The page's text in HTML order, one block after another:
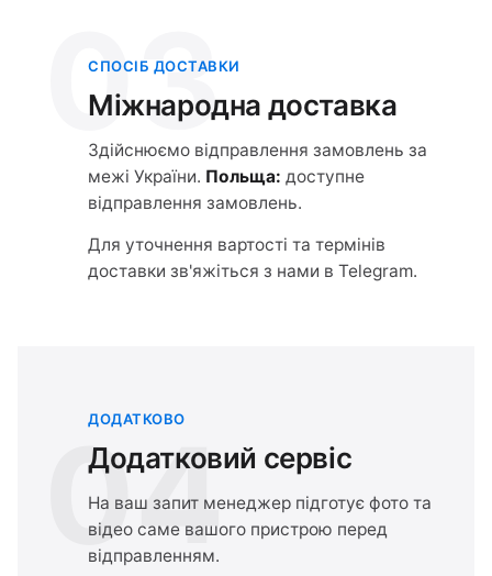
03
СПОСІБ ДОСТАВКИ
Міжнародна доставка
Здійснюємо відправлення замовлень за
межі України. Польща: доступне
відправлення замовлень.
Для уточнення вартості та термінів
доставки зв'яжіться з нами в Telegram.
04
ДОДАТКОВО
Додатковий сервіс
На ваш запит менеджер підготує фото та
відео саме вашого пристрою перед
відправленням.